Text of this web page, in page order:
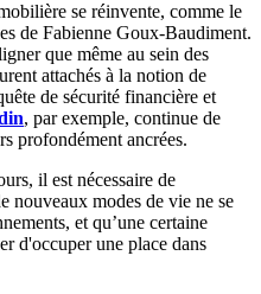
se réinvente, comme le
de Fabienne Goux-Baudiment.
que même au sein des
attachés à la notion de
de sécurité financière et
, par exemple, continue de
profondément ancrées.
il est nécessaire de
nouveaux modes de vie ne se
et qu’une certaine
d'occuper une place dans